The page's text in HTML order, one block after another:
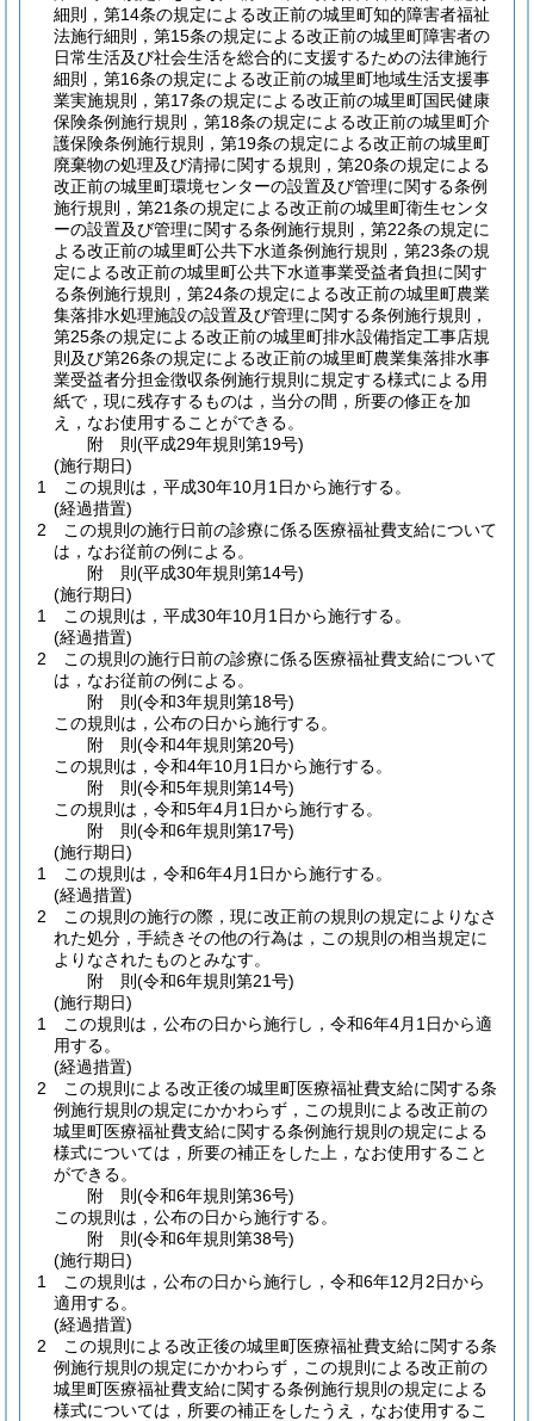
細則，第14条の規定による改正前の城里町知的障害者福祉
法施行細則，第15条の規定による改正前の城里町障害者の
日常生活及び社会生活を総合的に支援するための法律施行
細則，第16条の規定による改正前の城里町地域生活支援事
業実施規則，第17条の規定による改正前の城里町国民健康
保険条例施行規則，第18条の規定による改正前の城里町介
護保険条例施行規則，第19条の規定による改正前の城里町
廃棄物の処理及び清掃に関する規則，第20条の規定による
改正前の城里町環境センターの設置及び管理に関する条例
施行規則，第21条の規定による改正前の城里町衛生センタ
ーの設置及び管理に関する条例施行規則，第22条の規定に
よる改正前の城里町公共下水道条例施行規則，第23条の規
定による改正前の城里町公共下水道事業受益者負担に関す
る条例施行規則，第24条の規定による改正前の城里町農業
集落排水処理施設の設置及び管理に関する条例施行規則，
第25条の規定による改正前の城里町排水設備指定工事店規
則及び第26条の規定による改正前の城里町農業集落排水事
業受益者分担金徴収条例施行規則に規定する様式による用
紙で，現に残存するものは，当分の間，所要の修正を加
え，なお使用することができる。
附 則(平成29年規則第19号)
(施行期日)
1
この規則は，平成30年10月1日から施行する。
(経過措置)
2
この規則の施行日前の診療に係る医療福祉費支給について
は，なお従前の例による。
附 則(平成30年規則第14号)
(施行期日)
1
この規則は，平成30年10月1日から施行する。
(経過措置)
2
この規則の施行日前の診療に係る医療福祉費支給について
は，なお従前の例による。
附 則(令和3年規則第18号)
この規則は，公布の日から施行する。
附 則(令和4年規則第20号)
この規則は，令和4年10月1日から施行する。
附 則(令和5年規則第14号)
この規則は，令和5年4月1日から施行する。
附 則(令和6年規則第17号)
(施行期日)
1
この規則は，令和6年4月1日から施行する。
(経過措置)
2
この規則の施行の際，現に改正前の規則の規定によりなさ
れた処分，手続きその他の行為は，この規則の相当規定に
よりなされたものとみなす。
附 則(令和6年規則第21号)
(施行期日)
1
この規則は，公布の日から施行し，令和6年4月1日から適
用する。
(経過措置)
2
この規則による改正後の城里町医療福祉費支給に関する条
例施行規則の規定にかかわらず，この規則による改正前の
城里町医療福祉費支給に関する条例施行規則の規定による
様式については，所要の補正をした上，なお使用すること
ができる。
附 則(令和6年規則第36号)
この規則は，公布の日から施行する。
附 則(令和6年規則第38号)
(施行期日)
1
この規則は，公布の日から施行し，令和6年12月2日から
適用する。
(経過措置)
2
この規則による改正後の城里町医療福祉費支給に関する条
例施行規則の規定にかかわらず，この規則による改正前の
城里町医療福祉費支給に関する条例施行規則の規定による
様式については，所要の補正をしたうえ，なお使用するこ